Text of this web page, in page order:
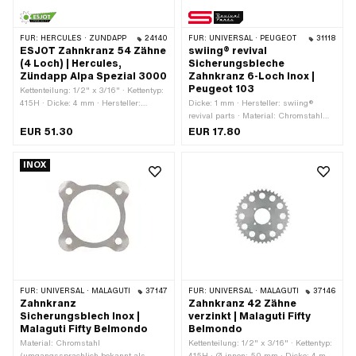
FÜR: HERCULES · ZÜNDAPP 24140
ESJOT Zahnkranz 54 Zähne
(4 Loch) | Hercules,
Zündapp Alpa Spezial 3000
Kettenteilung: 1/2" x 3/16" · Kettentyp:
415H · Dicke: 4 mm · Hersteller:
lackiert · Farbe: schwarz · Ø innen:
Befestigungspunkte: 4 Stk. · Ø
Lochkreis: 66 mm
EUR 51.30
FÜR: UNIVERSAL · PEUGEOT 31118
swiing® revival
Sicherungsbleche
Zahnkranz 6-Loch Inox |
Peugeot 103
Dicke: 1 mm · Hersteller: swiing®
revival parts · Material: Chromstahl
(umgangssprachlich bekannt als
EUR 17.80
INOX
FÜR: UNIVERSAL · MALAGUTI 37147
Zahnkranz
Sicherungsblech Inox |
Malaguti Fifty Belmondo
Material: Chromstahl
FÜR: UNIVERSAL · MALAGUTI 37146
Zahnkranz 42 Zähne
verzinkt | Malaguti Fifty
Belmondo
Kettenteilung: 1/2" x 3/16" · Kettentyp: